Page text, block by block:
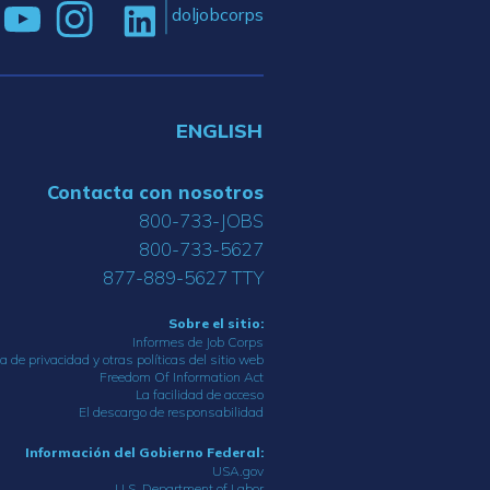
doljobcorps
ENGLISH
Contacta con nosotros
800-733-JOBS
800-733-5627
877-889-5627 TTY
Sobre el sitio:
Informes de Job Corps
de privacidad y otras políticas del sitio web
Freedom Of Information Act
La facilidad de acceso
El descargo de responsabilidad
Información del Gobierno Federal:
USA.gov